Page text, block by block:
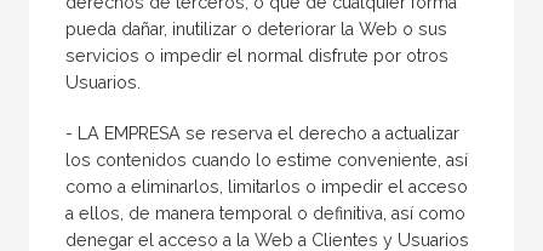
pueda dañar, inutilizar o deteriorar la Web o sus
servicios o impedir el normal disfrute por otros
Usuarios.
- LA EMPRESA se reserva el derecho a actualizar
los contenidos cuando lo estime conveniente, así
como a eliminarlos, limitarlos o impedir el acceso
a ellos, de manera temporal o definitiva, así como
denegar el acceso a la Web a Clientes y Usuarios